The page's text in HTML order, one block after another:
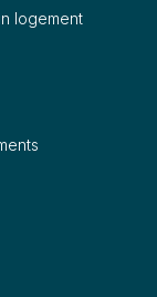
logement